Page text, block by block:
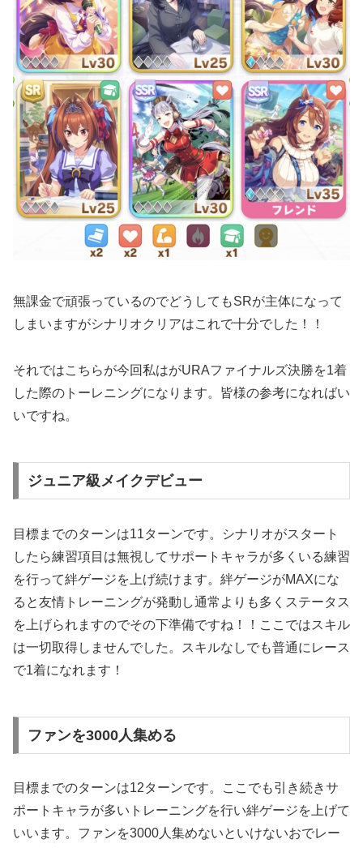
無課金で頑張っているのでどうしてもSRが主体になって
しまいますがシナリオクリアはこれで十分でした！！
それではこちらが今回私はがURAファイナルズ決勝を1着
した際のトーレニングになります。皆様の参考になればい
いですね。
ジュニア級メイクデビュー
目標までのターンは11ターンです。シナリオがスタート
したら練習項目は無視してサポートキャラが多くいる練習
を行って絆ゲージを上げ続けます。絆ゲージがMAXにな
ると友情トレーニングが発動し通常よりも多くステータス
を上げられますのでその下準備ですね！！ここではスキル
は一切取得しませんでした。スキルなしでも普通にレース
で1着になれます！
ファンを3000人集める
目標までのターンは12ターンです。ここでも引き続きサ
ポートキャラが多いトレーニングを行い絆ゲージを上げて
いいます。ファンを3000人集めないといけないおでレー